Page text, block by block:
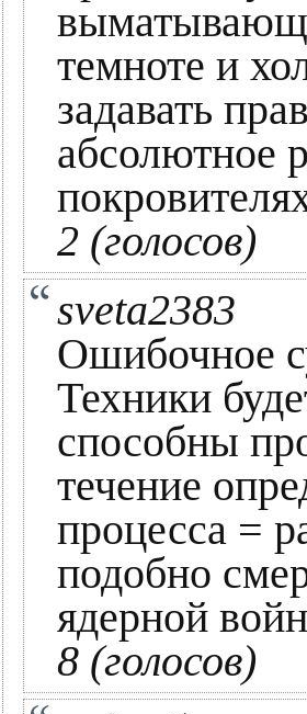
темноте и
задавать
абсолютное
2 (голосов)
sveta2383
Ошибочное
Техники
способны
течение
процесса =
подобно
ядерной
8 (голосов)